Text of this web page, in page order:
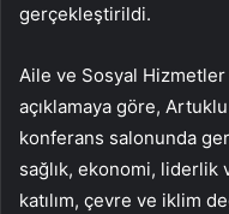
gerçekleştirildi.
Aile ve Sosyal
açıklamaya göre,
konferans salonunda
sağlık, ekonomi, liderlik
katılım, çevre ve iklim